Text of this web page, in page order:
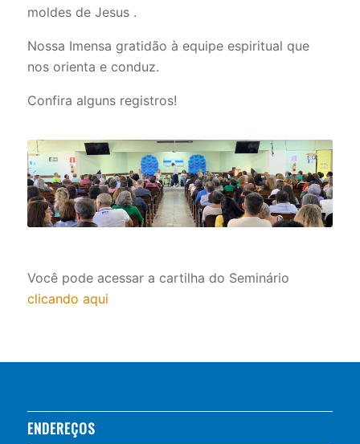
moldes de Jesus .
Nossa Imensa gratidão à equipe espiritual que
nos orienta e conduz.
Confira alguns registros!
Você pode acessar a cartilha do Seminário
clicando aqui
ENDEREÇOS